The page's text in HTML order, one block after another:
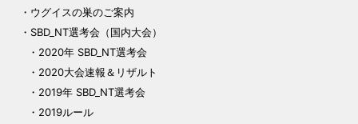
ウグイスの巣のご案内
SBD_NT選考会（国内大会）
2020年 SBD_NT選考会
2020大会速報＆リザルト
2019年 SBD_NT選考会
2019ルール